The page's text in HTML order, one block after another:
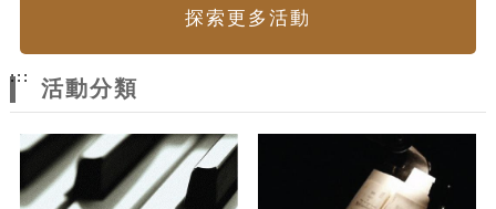
探索更多活動
:::
活動分類